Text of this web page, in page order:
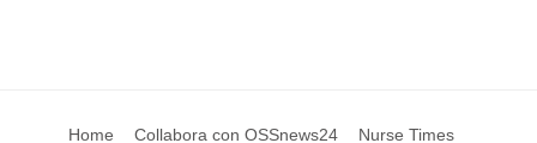
Home Collabora con OSSnews24 Nurse Times